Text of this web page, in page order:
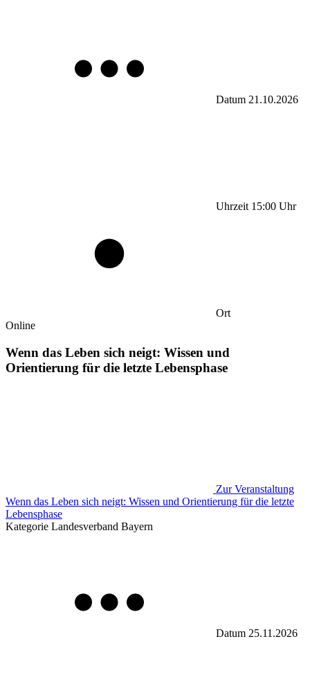
Datum 21.10.2026
Uhrzeit 15:00 Uhr
Ort
Online
Wenn das Leben sich neigt: Wissen und
Orientierung für die letzte Lebensphase
Zur Veranstaltung
Wenn das Leben sich neigt: Wissen und Orientierung für die letzte
Lebensphase
Kategorie Landesverband Bayern
Datum 25.11.2026